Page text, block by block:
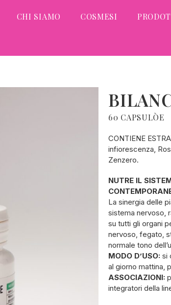
CHI SIAMO COSMESI
60 CAPSULÒE
CONTIENE
infiorescenza,
Zenzero.
NUTRE IL
La sinergia delle
sistema nervoso,
su tutti gli organi
nervoso, fegato,
normale tono
MODO D’USO: si
al giorno mattina,
ASSOCIAZIONI:
integratori della